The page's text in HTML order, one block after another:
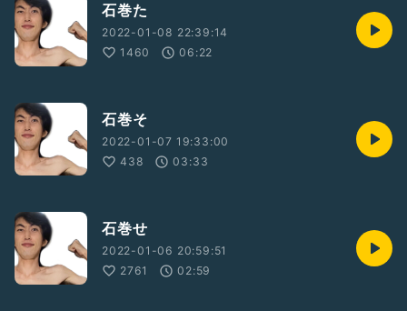
石巻た
2022-01-08 22:39:14
1460
06:22
石巻そ
2022-01-07 19:33:00
438
03:33
石巻せ
2022-01-06 20:59:51
2761
02:59